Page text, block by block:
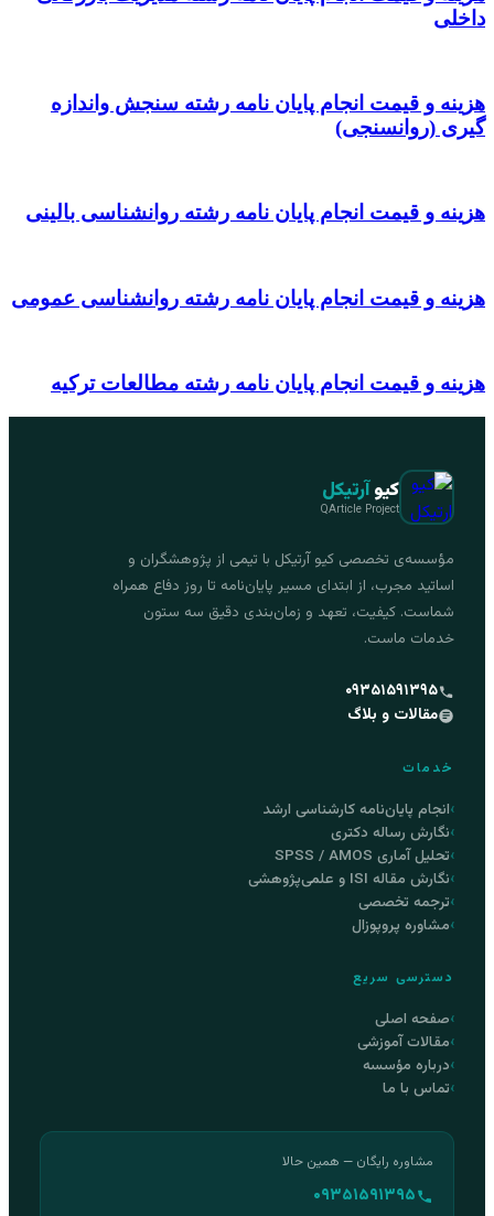
داخلی
هزینه و قیمت انجام پایان نامه رشته سنجش واندازه
گیری (روانسنجی)
هزینه و قیمت انجام پایان نامه رشته روانشناسی بالینی
هزینه و قیمت انجام پایان نامه رشته روانشناسی عمومی
هزینه و قیمت انجام پایان نامه رشته مطالعات ترکیه
کیوآرتیکل
QArticle Project
مؤسسه‌ی تخصصی کیو آرتیکل با تیمی از پژوهشگران و
اساتید مجرب، از ابتدای مسیر پایان‌نامه تا روز دفاع همراه
شماست. کیفیت، تعهد و زمان‌بندی دقیق سه ستون
خدمات ماست.
۰۹۳۵۱۵۹۱۳۹۵
مقالات و بلاگ
خدمات
انجام پایان‌نامه کارشناسی ارشد
نگارش رساله دکتری
تحلیل آماری SPSS / AMOS
نگارش مقاله ISI و علمی‌پژوهشی
ترجمه تخصصی
مشاوره پروپوزال
دسترسی سریع
صفحه اصلی
مقالات آموزشی
درباره مؤسسه
تماس با ما
مشاوره رایگان — همین حالا
۰۹۳۵۱۵۹۱۳۹۵